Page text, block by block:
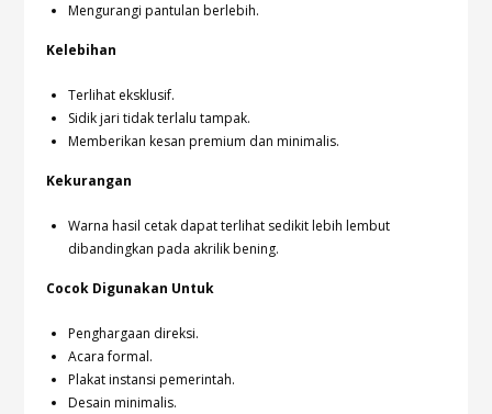
Mengurangi pantulan berlebih.
Kelebihan
Terlihat eksklusif.
Sidik jari tidak terlalu tampak.
Memberikan kesan premium dan minimalis.
Kekurangan
Warna hasil cetak dapat terlihat sedikit lebih lembut
dibandingkan pada akrilik bening.
Cocok Digunakan Untuk
Penghargaan direksi.
Acara formal.
Plakat instansi pemerintah.
Desain minimalis.